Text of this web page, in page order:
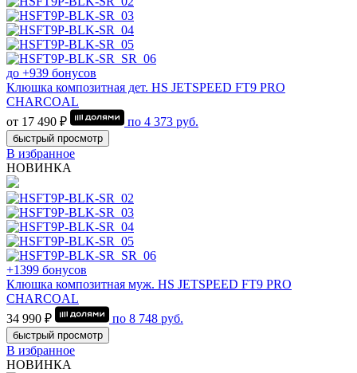
до +939 бонусов
Клюшка композитная дет. HS JETSPEED FT9 PRO
CHARCOAL
от 17 490 ₽
по 4 373 руб.
быстрый просмотр
В избранное
НОВИНКА
+1399 бонусов
Клюшка композитная муж. HS JETSPEED FT9 PRO
CHARCOAL
34 990 ₽
по 8 748 руб.
быстрый просмотр
В избранное
НОВИНКА